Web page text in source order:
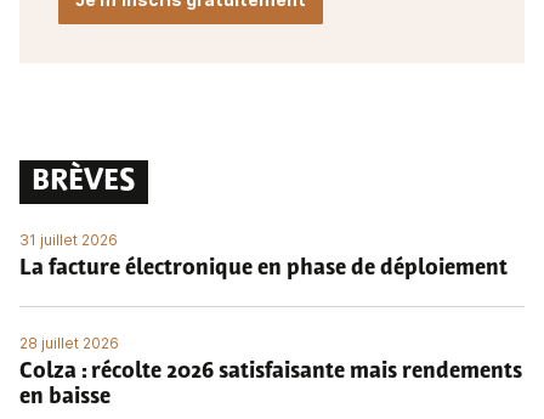
BRÈVES
31 juillet 2026
La facture électronique en phase de déploiement
28 juillet 2026
Colza : récolte 2026 satisfaisante mais rendements
en baisse